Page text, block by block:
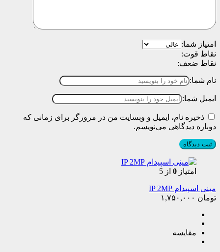
امتیاز شما:
نقاط قوت:
نقاط ضعف:
نام شما:
ایمیل شما:
ذخیره نام، ایمیل و وبسایت من در مرورگر برای زمانی که
دوباره دیدگاهی می‌نویسم.
امتیاز 0 از 5
مینی اسپیدام IP 2MP
تومان
مقایسه